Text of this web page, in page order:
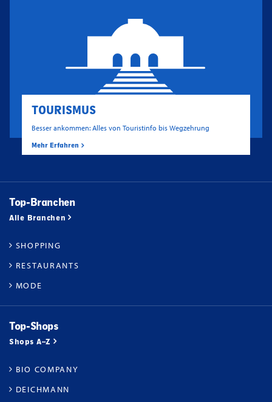
TOURISMUS
Besser ankommen: Alles von Touristinfo bis Wegzehrung
Mehr Erfahren
Top-Branchen
Alle Branchen
SHOPPING
RESTAURANTS
MODE
Top-Shops
Shops A–Z
BIO COMPANY
DEICHMANN